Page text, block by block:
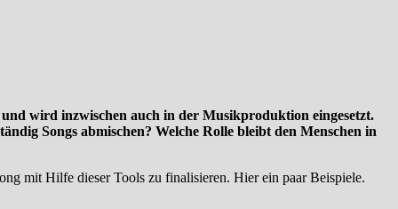
wird inzwischen auch in der Musikproduktion eingesetzt.
Songs abmischen? Welche Rolle bleibt den Menschen in
mit Hilfe dieser Tools zu finalisieren. Hier ein paar Beispiele.